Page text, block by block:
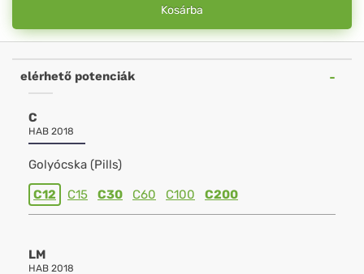
Kosárba
elérhető potenciák
C
HAB 2018
Golyócska (Pills)
C12 C15 C30 C60 C100 C200
LM
HAB 2018